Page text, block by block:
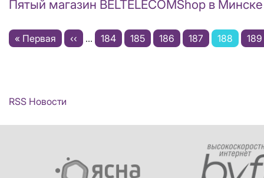
Пятый магазин BELTELECOMShop в Минске
Нумерация
страниц
Первая
« Первая ←
‹‹ … Page
184 Page
185 Page
186 Page
187
Текущая
188 Page
189
RSS Новости